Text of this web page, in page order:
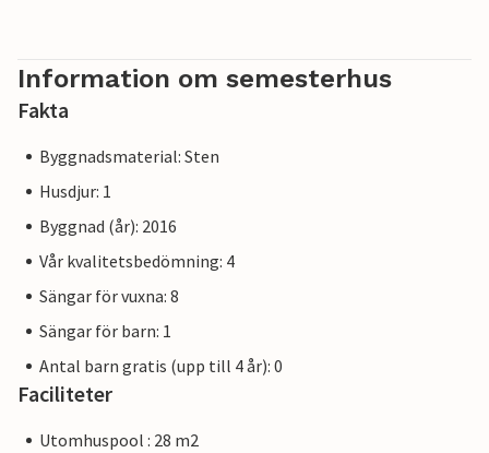
Information om semesterhus
Fakta
Byggnadsmaterial: Sten
Husdjur: 1
Byggnad (år): 2016
Vår kvalitetsbedömning: 4
Sängar för vuxna: 8
Sängar för barn: 1
Antal barn gratis (upp till 4 år): 0
Faciliteter
Utomhuspool : 28 m2